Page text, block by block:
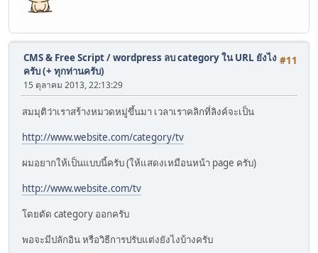
#11
CMS & Free Script/wordpress ลบ category ใน URL ยังไง
ครับ (+ ทุกท่านครับ)
15 ตุลาคม 2013, 22:13:29
สมมุติว่าเราสร้างหมวดหมู่ขึ้นมา เวลาเราคลิกที่ลิงค์จะเป็น
http://www.website.com/category/tv
ผมอยากให้เป็นแบบนี้ครับ (ให้แสดงเหมือนหน้า page ครับ)
http://www.website.com/tv
โดยตัด category ออกครับ
พอจะมีปลักอิน หรือวิธีการปรับแต่งยังไงบ้างครับ